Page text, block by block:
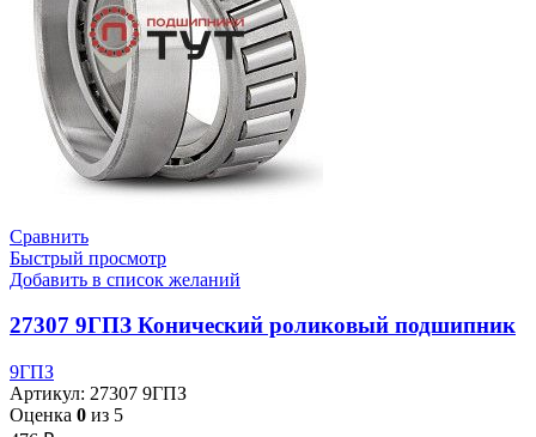
Сравнить
Быстрый просмотр
Добавить в список желаний
27307 9ГПЗ Конический роликовый подшипник
9ГПЗ
Артикул: 27307 9ГПЗ
Оценка 0 из 5